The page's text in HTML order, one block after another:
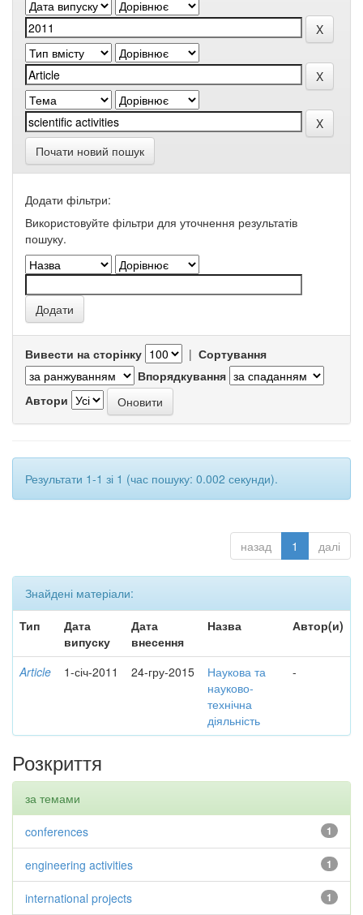
Почати новий пошук
Додати фільтри:
Використовуйте фільтри для уточнення результатів
пошуку.
Вивести на сторінку | Сортування
Впорядкування
Автори
Результати 1-1 зі 1 (час пошуку: 0.002 секунди).
назад 1 далі
Знайдені матеріали:
Тип
Дата
випуску
Дата
внесення
Назва Автор(и)
Article 1-січ-2011 24-гру-2015
Наукова та
науково-
технічна
діяльність
-
Розкриття
за темами
1
conferences
1
engineering activities
1
international projects